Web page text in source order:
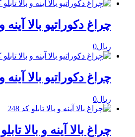
چراغ دکوراتیو بالا آینه و
ریال0
چراغ دکوراتیو بالا آینه و
ریال0
چراغ بالا آینه و بالا تابلو